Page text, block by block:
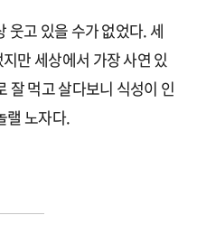
웃고 있을 수가 없었다. 세
만 세상에서 가장 사연 있
잘 먹고 살다보니 식성이 인
랠 노자다.